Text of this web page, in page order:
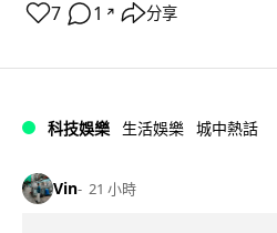
7 1 ↗ 分享
科技娛樂 生活娛樂 城中熱話
Vin 21 小時